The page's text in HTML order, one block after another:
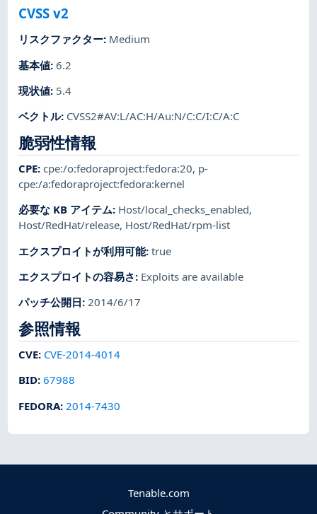
CVSS v2
リスクファクター: Medium
基本値:6.2
現状値: 5.4
ベクトル: CVSS2#AV:L/AC:H/Au:N/C:C/I:C/A:C
脆弱性情報
CPE:cpe:/o:fedoraproject:fedora:20, p-
cpe:/a:fedoraproject:fedora:kernel
必要な KB アイテム: Host/local_checks_enabled,
Host/RedHat/release, Host/RedHat/rpm-list
エクスプロイトが利用可能:true
エクスプロイトの容易さ: Exploits are available
パッチ公開日:2014/6/17
参照情報
CVE: CVE-2014-4014
BID:67988
FEDORA: 2014-7430
Tenable.com